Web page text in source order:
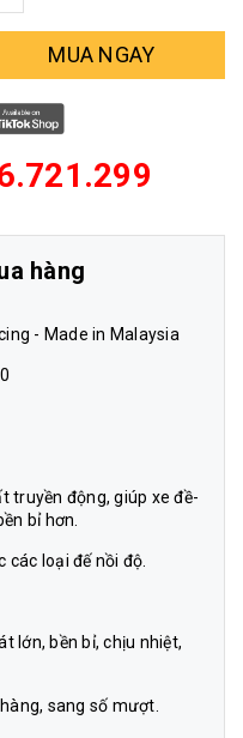
MUA NGAY
hàng
- Made in Malaysia
truyền động, giúp xe đề-
bỉ hơn.
các loại đế nồi độ.
lớn, bền bỉ, chịu nhiệt,
sang số mượt.